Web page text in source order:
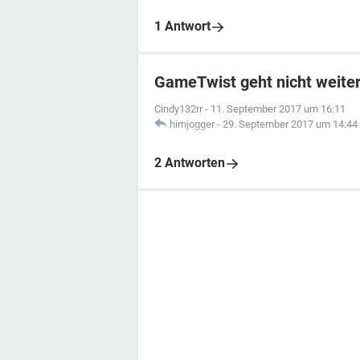
1 Antwort
GameTwist geht nicht weiter
Cindy132rr - 11. September 2017 um 16:11
hirnjogger - 29. September 2017 um 14:44
2 Antworten